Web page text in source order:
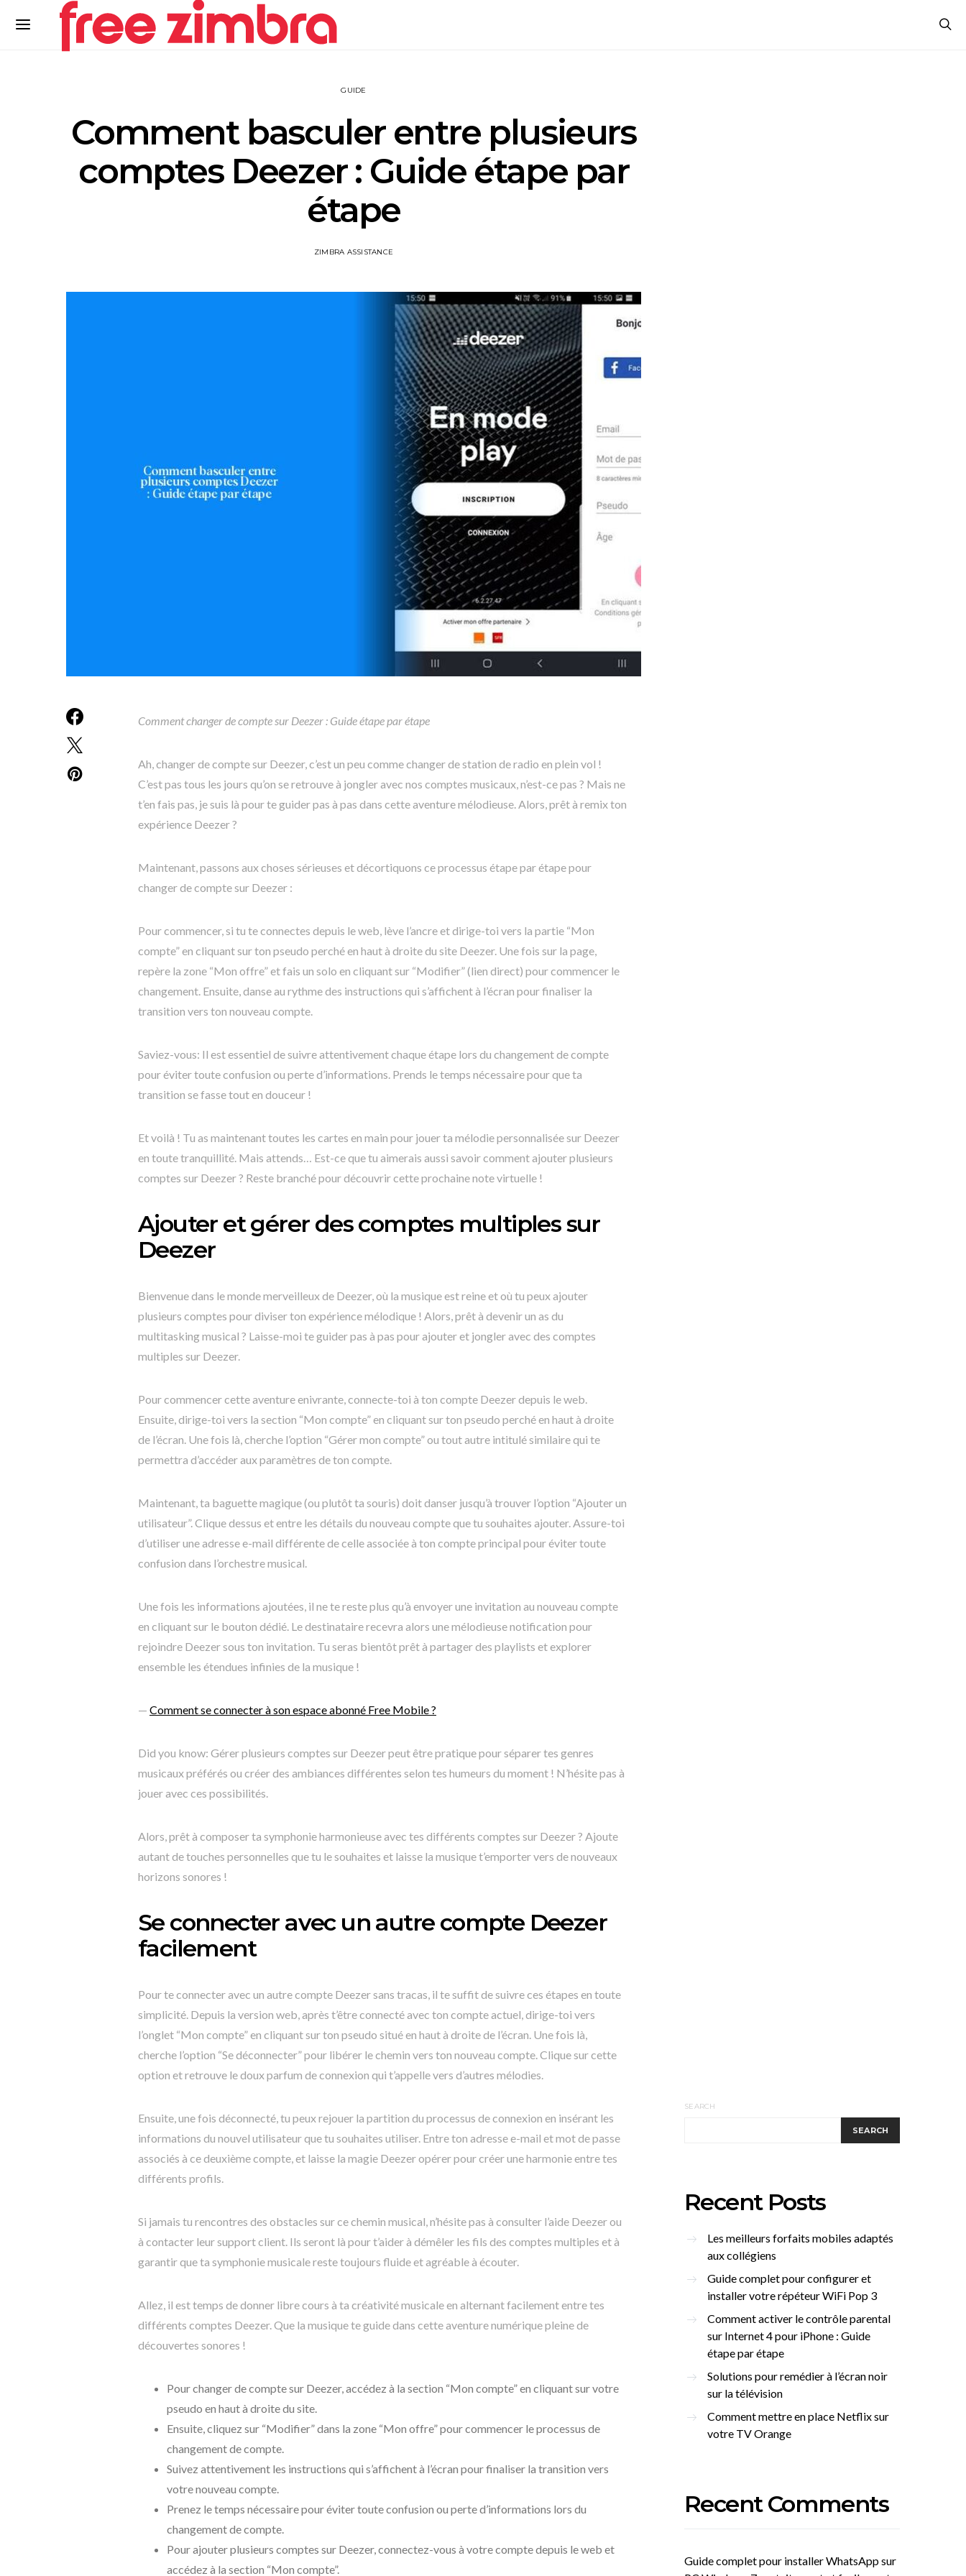
GUIDE
Comment basculer entre plusieurs
comptes Deezer : Guide étape par
étape
ZIMBRA ASSISTANCE
Comment changer de compte sur Deezer : Guide étape par étape
Ah, changer de compte sur Deezer, c’est un peu comme changer de station de radio en plein vol !
C’est pas tous les jours qu’on se retrouve à jongler avec nos comptes musicaux, n’est-ce pas ? Mais ne
t’en fais pas, je suis là pour te guider pas à pas dans cette aventure mélodieuse. Alors, prêt à remix ton
expérience Deezer ?
Maintenant, passons aux choses sérieuses et décortiquons ce processus étape par étape pour
changer de compte sur Deezer :
Pour commencer, si tu te connectes depuis le web, lève l’ancre et dirige-toi vers la partie “Mon
compte” en cliquant sur ton pseudo perché en haut à droite du site Deezer. Une fois sur la page,
repère la zone “Mon offre” et fais un solo en cliquant sur “Modifier” (lien direct) pour commencer le
changement. Ensuite, danse au rythme des instructions qui s’affichent à l’écran pour finaliser la
transition vers ton nouveau compte.
Saviez-vous: Il est essentiel de suivre attentivement chaque étape lors du changement de compte
pour éviter toute confusion ou perte d’informations. Prends le temps nécessaire pour que ta
transition se fasse tout en douceur !
Et voilà ! Tu as maintenant toutes les cartes en main pour jouer ta mélodie personnalisée sur Deezer
en toute tranquillité. Mais attends… Est-ce que tu aimerais aussi savoir comment ajouter plusieurs
comptes sur Deezer ? Reste branché pour découvrir cette prochaine note virtuelle !
Ajouter et gérer des comptes multiples sur
Deezer
Bienvenue dans le monde merveilleux de Deezer, où la musique est reine et où tu peux ajouter
plusieurs comptes pour diviser ton expérience mélodique ! Alors, prêt à devenir un as du
multitasking musical ? Laisse-moi te guider pas à pas pour ajouter et jongler avec des comptes
multiples sur Deezer.
Pour commencer cette aventure enivrante, connecte-toi à ton compte Deezer depuis le web.
Ensuite, dirige-toi vers la section “Mon compte” en cliquant sur ton pseudo perché en haut à droite
de l’écran. Une fois là, cherche l’option “Gérer mon compte” ou tout autre intitulé similaire qui te
permettra d’accéder aux paramètres de ton compte.
Maintenant, ta baguette magique (ou plutôt ta souris) doit danser jusqu’à trouver l’option “Ajouter un
utilisateur”. Clique dessus et entre les détails du nouveau compte que tu souhaites ajouter. Assure-toi
d’utiliser une adresse e-mail différente de celle associée à ton compte principal pour éviter toute
confusion dans l’orchestre musical.
Une fois les informations ajoutées, il ne te reste plus qu’à envoyer une invitation au nouveau compte
en cliquant sur le bouton dédié. Le destinataire recevra alors une mélodieuse notification pour
rejoindre Deezer sous ton invitation. Tu seras bientôt prêt à partager des playlists et explorer
ensemble les étendues infinies de la musique !
— Comment se connecter à son espace abonné Free Mobile ?
Did you know: Gérer plusieurs comptes sur Deezer peut être pratique pour séparer tes genres
musicaux préférés ou créer des ambiances différentes selon tes humeurs du moment ! N’hésite pas à
jouer avec ces possibilités.
Alors, prêt à composer ta symphonie harmonieuse avec tes différents comptes sur Deezer ? Ajoute
autant de touches personnelles que tu le souhaites et laisse la musique t’emporter vers de nouveaux
horizons sonores !
Se connecter avec un autre compte Deezer
facilement
Pour te connecter avec un autre compte Deezer sans tracas, il te suffit de suivre ces étapes en toute
simplicité. Depuis la version web, après t’être connecté avec ton compte actuel, dirige-toi vers
l’onglet “Mon compte” en cliquant sur ton pseudo situé en haut à droite de l’écran. Une fois là,
cherche l’option “Se déconnecter” pour libérer le chemin vers ton nouveau compte. Clique sur cette
option et retrouve le doux parfum de connexion qui t’appelle vers d’autres mélodies.
Ensuite, une fois déconnecté, tu peux rejouer la partition du processus de connexion en insérant les
informations du nouvel utilisateur que tu souhaites utiliser. Entre ton adresse e-mail et mot de passe
associés à ce deuxième compte, et laisse la magie Deezer opérer pour créer une harmonie entre tes
différents profils.
Si jamais tu rencontres des obstacles sur ce chemin musical, n’hésite pas à consulter l’aide Deezer ou
à contacter leur support client. Ils seront là pour t’aider à démêler les fils des comptes multiples et à
garantir que ta symphonie musicale reste toujours fluide et agréable à écouter.
Allez, il est temps de donner libre cours à ta créativité musicale en alternant facilement entre tes
différents comptes Deezer. Que la musique te guide dans cette aventure numérique pleine de
découvertes sonores !
Pour changer de compte sur Deezer, accédez à la section “Mon compte” en cliquant sur votre
pseudo en haut à droite du site.
Ensuite, cliquez sur “Modifier” dans la zone “Mon offre” pour commencer le processus de
changement de compte.
Suivez attentivement les instructions qui s’affichent à l’écran pour finaliser la transition vers
votre nouveau compte.
Prenez le temps nécessaire pour éviter toute confusion ou perte d’informations lors du
changement de compte.
Pour ajouter plusieurs comptes sur Deezer, connectez-vous à votre compte depuis le web et
accédez à la section “Mon compte”.
SEARCH
SEARCH
Recent Posts
Les meilleurs forfaits mobiles adaptés
aux collégiens
Guide complet pour configurer et
installer votre répéteur WiFi Pop 3
Comment activer le contrôle parental
sur Internet 4 pour iPhone : Guide
étape par étape
Solutions pour remédier à l’écran noir
sur la télévision
Comment mettre en place Netflix sur
votre TV Orange
Recent Comments
Guide complet pour installer WhatsApp sur